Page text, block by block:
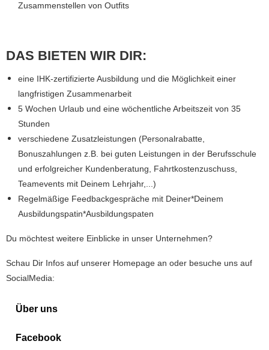
Zusammenstellen von Outfits
DAS BIETEN WIR DIR:
eine IHK-zertifizierte Ausbildung und die Möglichkeit einer
langfristigen Zusammenarbeit
5 Wochen Urlaub und eine wöchentliche Arbeitszeit von 35
Stunden
verschiedene Zusatzleistungen (Personalrabatte,
Bonuszahlungen z.B. bei guten Leistungen in der Berufsschule
und erfolgreicher Kundenberatung, Fahrtkostenzuschuss,
Teamevents mit Deinem Lehrjahr,...)
Regelmäßige Feedbackgespräche mit Deiner*Deinem
Ausbildungspatin*Ausbildungspaten
Du möchtest weitere Einblicke in unser Unternehmen?
Schau Dir Infos auf unserer Homepage an oder besuche uns auf
SocialMedia:
Über uns
Facebook